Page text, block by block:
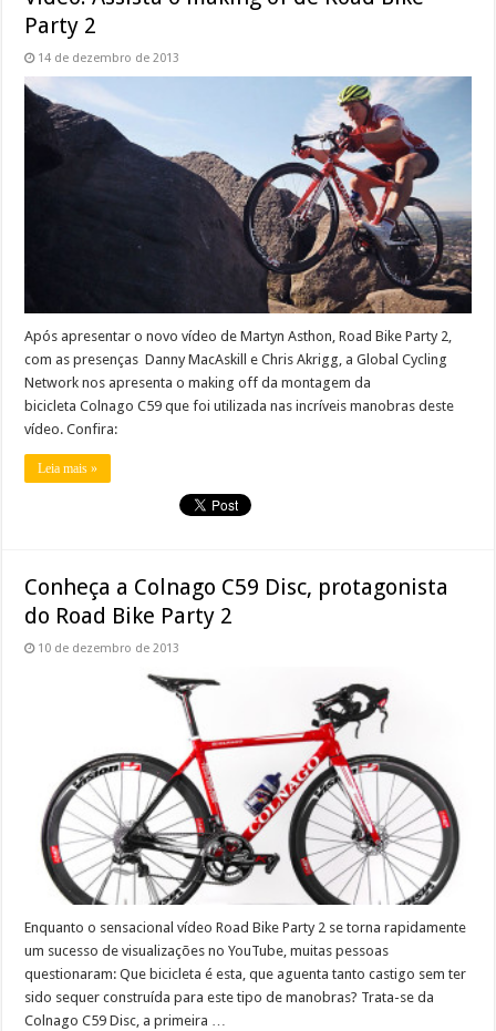
Party 2
14 de dezembro de 2013
Após apresentar o novo vídeo de Martyn Asthon, Road Bike Party 2,
com as presenças Danny MacAskill e Chris Akrigg, a Global Cycling
Network nos apresenta o making off da montagem da
bicicleta Colnago C59 que foi utilizada nas incríveis manobras deste
vídeo. Confira:
Leia mais »
Conheça a Colnago C59 Disc, protagonista
do Road Bike Party 2
10 de dezembro de 2013
Enquanto o sensacional vídeo Road Bike Party 2 se torna rapidamente
um sucesso de visualizações no YouTube, muitas pessoas
questionaram: Que bicicleta é esta, que aguenta tanto castigo sem ter
sido sequer construída para este tipo de manobras? Trata-se da
Colnago C59 Disc, a primeira …